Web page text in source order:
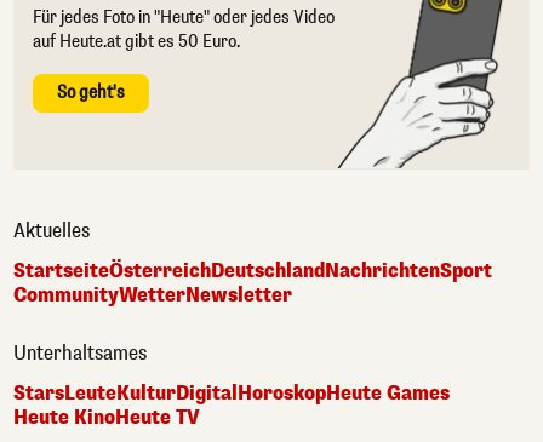
Für jedes Foto in "Heute" oder jedes Video
auf Heute.at gibt es 50 Euro.
So geht's
Aktuelles
StartseiteÖsterreichDeutschlandNachrichtenSport
CommunityWetterNewsletter
Unterhaltsames
StarsLeuteKulturDigital HoroskopHeute Games
Heute KinoHeute TV